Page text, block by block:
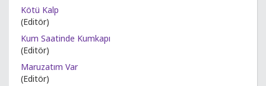
Kötü Kalp
(Editör)
Kum Saatinde Kumkapı
(Editör)
Maruzatım Var
(Editör)